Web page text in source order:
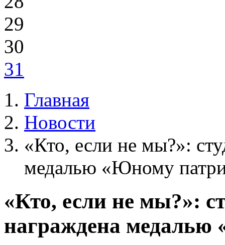
29
30
31
Главная
Новости
«Кто, если не мы?»:
медалью «Юному
«Кто, если не мы?»:
награждена медалью